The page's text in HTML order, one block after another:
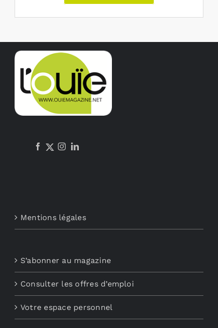
Mentions légales
S’abonner au magazine
Consulter les offres d’emploi
Votre espace personnel